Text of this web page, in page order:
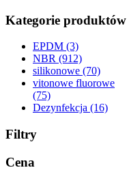
Kategorie produktów
EPDM (3)
NBR (912)
silikonowe (70)
vitonowe fluorowe
(75)
Dezynfekcja (16)
Filtry
Cena